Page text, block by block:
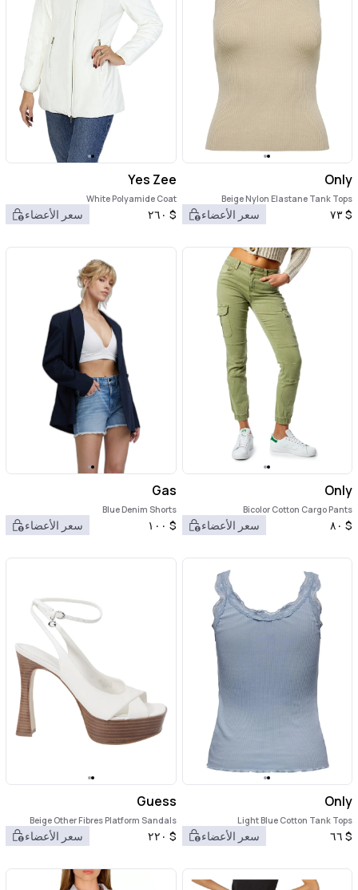
Only
Beige Nylon Elastane Tank Tops
$٧٣ سعر الأعضاء
Yes Zee
White Polyamide Coat
$ ٢٦٠ سعر الأعضاء
Only
Bicolor Cotton Cargo Pants
$ ٨٠ سعر الأعضاء
Gas
Blue Denim Shorts
$ ١٠٠ سعر الأعضاء
Only
Light Blue Cotton Tank Tops
$ ٦٦ سعر الأعضاء
Guess
Beige Other Fibres Platform Sandals
$ ٢٢٠ سعر الأعضاء